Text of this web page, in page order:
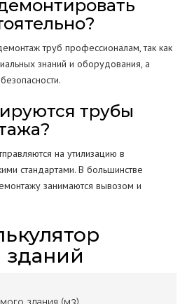
труб профессионалам, так как
знаний и оборудования, а
трубы
на утилизацию в
стандартами. В большинстве
занимаются вывозом и